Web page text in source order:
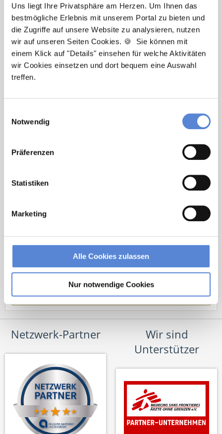
Uns liegt Ihre Privatsphäre am Herzen. Um Ihnen das
bestmögliche Erlebnis mit unserem Portal zu bieten und
die Zugriffe auf unsere Website zu analysieren, nutzen
wir auf unseren Seiten Cookies. 🍪 Sie können mit
einem Klick auf "Details" einsehen für welche Aktivitäten
wir Cookies einsetzen und dort bequem eine Auswahl
treffen.
Notwendig
Präferenzen
Statistiken
Marketing
Alle Cookies zulassen
Nur notwendige Cookies
Laura Holstein
Ansprechpartnerin
Ich unterstütze Sie bei der Stellensuche nach einem
Traumjob in Ihrer Wunschregion. Bei Fragen stehe
Jetzt zur kostenlosen Stellenanfrage
Fax: +49 (0) 521 / 911 730 31
Netzwerk-Partner
Wir sind
Unterstützer